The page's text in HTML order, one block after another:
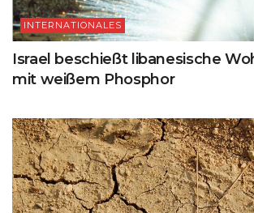
INTERNATIONALES
Israel beschießt libanesische
mit weißem Phosphor